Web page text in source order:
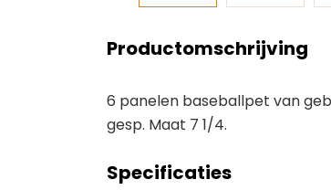
Productomschrijving
6 panelen baseballpet van
gesp. Maat 7 1/4.
Specificaties